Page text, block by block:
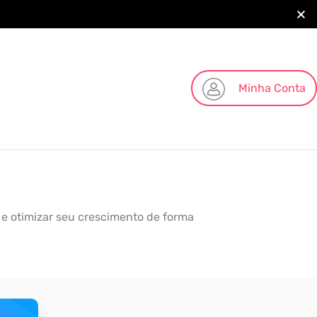
Minha Conta
otimizar seu crescimento de forma